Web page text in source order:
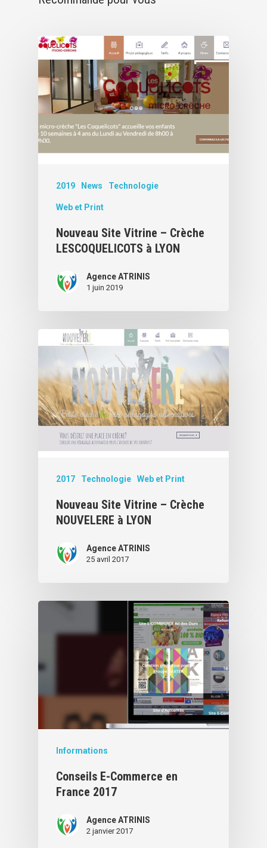
2019 News Technologie
Web et Print
Nouveau Site Vitrine – Crèche
LESCOQUELICOTS à LYON
Agence ATRINIS
1 juin 2019
2017 Technologie Web et Print
Nouveau Site Vitrine – Crèche
NOUVELERE à LYON
Agence ATRINIS
25 avril 2017
Informations
Conseils E-Commerce en
France 2017
Agence ATRINIS
2 janvier 2017